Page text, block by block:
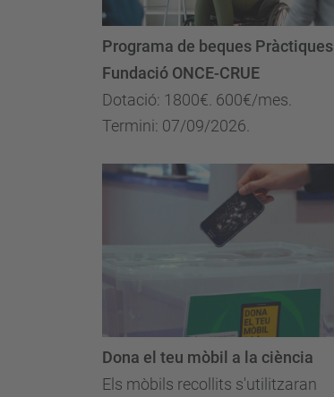
Dotació: 1800€. 600€/mes.
Termini: 07/09/2026.
Programa de beques Pràctiques
Fundació ONCE-CRUE
Els mòbils recollits s'utilitzaran
Dona el teu mòbil a la ciència